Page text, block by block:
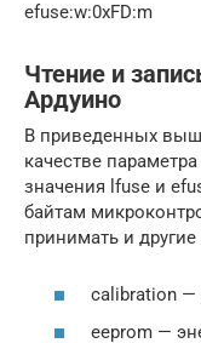
efuse:w:0xFD:m
Чтение и
Ардуино
В приведенных
качестве
значения lfuse и
байтам
принимать и
calibration —
eeprom —